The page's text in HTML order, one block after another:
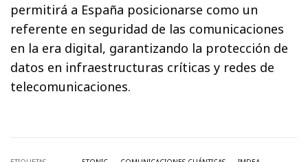
permitirá a España posicionarse como un
referente en seguridad de las comunicaciones
en la era digital, garantizando la protección de
datos en infraestructuras críticas y redes de
telecomunicaciones.